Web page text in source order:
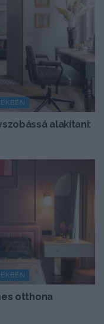
alakítani:
otthona